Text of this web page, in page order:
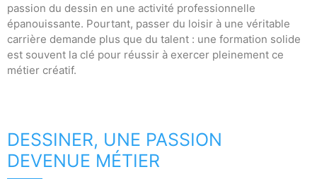
passion du dessin en une activité professionnelle
épanouissante. Pourtant, passer du loisir à une véritable
carrière demande plus que du talent : une formation solide
est souvent la clé pour réussir à exercer pleinement ce
métier créatif.
DESSINER, UNE PASSION
DEVENUE MÉTIER